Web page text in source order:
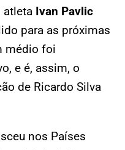
atleta Ivan Pavlic
para as próximas
médio foi
e é, assim, o
de Ricardo Silva
nos Países